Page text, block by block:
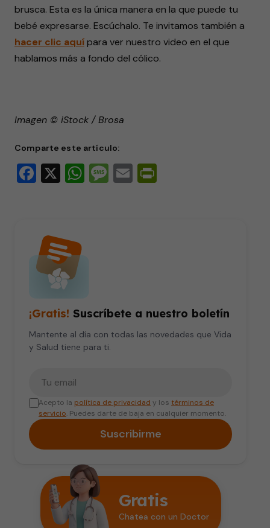
brusca. Esta es la única manera en la que puede tu
bebé expresarse. Escúchalo. Te invitamos también a
hacer clic aquípara ver nuestro video en el que
hablamos más a fondo del cólico.
Imagen © iStock / Brosa
Comparte este artículo:
Facebook
X WhatsApp
Message
Email
¡Gratis! Suscríbete a nuestro boletín
Mantente al día con todas las novedades que Vida
y Salud tiene para ti.
Acepto la política de privacidad y los términos de
servicio. Puedes darte de baja en cualquier momento.
Suscribirme
Gratis
Chatea con un Doctor